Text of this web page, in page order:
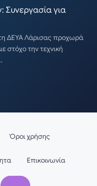
για
ΔΕΥΑ Λάρισας προχωρά
στόχο την τεχνική
Όροι χρήσης
Επικοινωνία